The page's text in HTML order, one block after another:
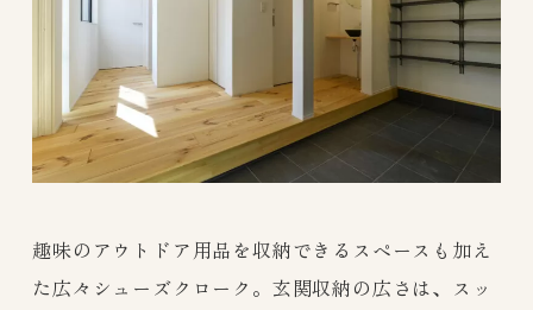
趣味のアウトドア用品を収納できるスペースも加え
た広々シューズクローク。玄関収納の広さは、スッ